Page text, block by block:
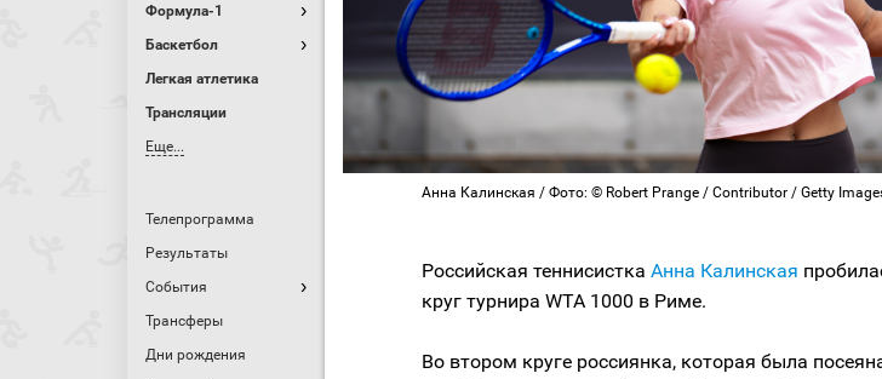
Формула-1
Баскетбол
Легкая атлетика
Трансляции
Еще...
Телепрограмма
Результаты
События
Трансферы
Дни рождения
Анна Калинская / Фото: © Robert Prange / Contributor / Getty
Российская теннисистка Анна Калинская
круг турнира WTA 1000 в Риме.
Во втором круге россиянка, которая была